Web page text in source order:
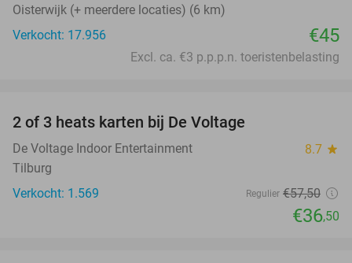
Oisterwijk (+ meerdere locaties) (6 km)
Verkocht: 17.956
€45
Excl. ca. €3 p.p.p.n. toeristenbelasting
2 of 3 heats karten bij De Voltage
De Voltage Indoor Entertainment 8.7 star
Tilburg
Verkocht: 1.569
Regulier €57,50
€36,50